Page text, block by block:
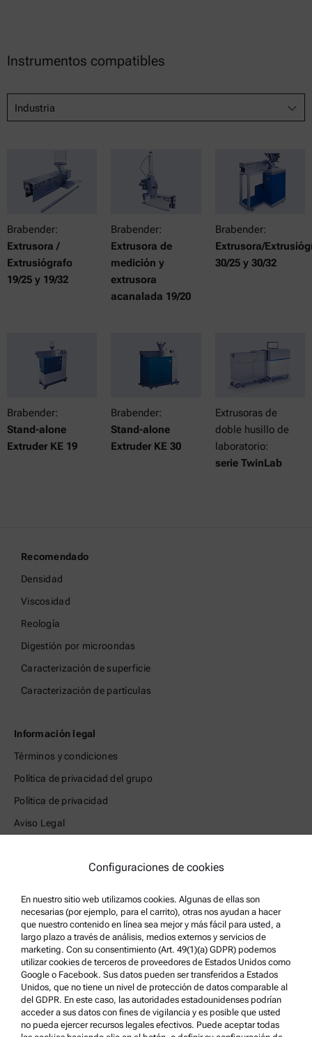
Instrumentos compatibles
Industria
Brabender:
Extrusora /
Extrusiógrafo
19/25 y 19/32
Brabender:
Extrusora de
medición y
extrusora
acanalada 19/20
Brabender:
Extrusora/
30/25 y 30/32
Brabender:
Stand-alone
Extruder KE 19
Brabender:
Stand-alone
Extruder KE 30
Extrusoras de
doble husillo de
laboratorio:
serie TwinLab
Recomendado
Densidad
Viscosidad
Reología
Digestión por microondas
Caracterización de superficie
Caracterización de partículas
Información legal
Términos y condiciones
Política de privacidad del grupo
Política de privacidad
Aviso Legal
Marcas comerciales
Asistencia para el producto
Anton Paar Certified Service
Declaración de seguridad
Centros técnicos Anton Paar
Comuníquese con nosotros
Configuraciones de cookies
En nuestro sitio web utilizamos cookies. Algunas de ellas son
necesarias (por ejemplo, para el carrito), otras nos ayudan a hacer
que nuestro contenido en línea sea mejor y más fácil para usted, a
largo plazo a través de análisis, medios externos y servicios de
marketing. Con su consentimiento (Art. 49(1)(a) GDPR) podemos
utilizar cookies de terceros de proveedores de Estados Unidos como
Google o Facebook. Sus datos pueden ser transferidos a Estados
Unidos, que no tiene un nivel de protección de datos comparable al
del GDPR. En este caso, las autoridades estadounidenses podrían
acceder a sus datos con fines de vigilancia y es posible que usted
no pueda ejercer recursos legales efectivos. Puede aceptar todas